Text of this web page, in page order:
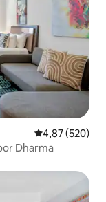
Gemiddelde
4,87 (520)
Dharma